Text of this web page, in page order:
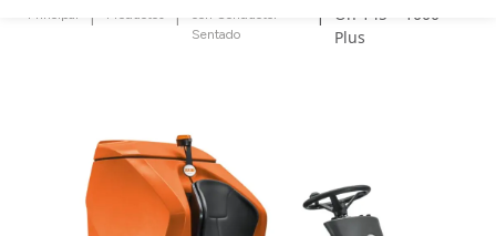
| |
Sentado
|
On 145 – 1000
Plus